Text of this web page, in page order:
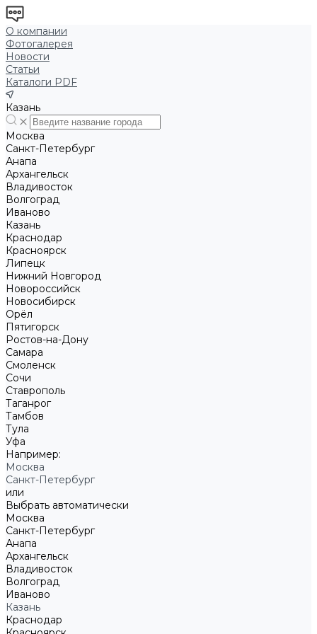
О компании
Фотогалерея
Новости
Статьи
Каталоги PDF
Казань
Москва
Санкт-Петербург
Анапа
Архангельск
Владивосток
Волгоград
Иваново
Казань
Краснодар
Красноярск
Липецк
Нижний Новгород
Новороссийск
Новосибирск
Орёл
Пятигорск
Ростов-на-Дону
Самара
Смоленск
Сочи
Ставрополь
Таганрог
Тамбов
Тула
Уфа
Например:
Москва
Санкт-Петербург
или
Выбрать автоматически
Москва
Санкт-Петербург
Анапа
Архангельск
Владивосток
Волгоград
Иваново
Казань
Краснодар